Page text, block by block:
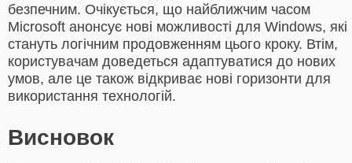
безпечним. Очікується, що найближчим часом
Microsoft анонсує нові можливості для Windows, які
стануть логічним продовженням цього кроку. Втім,
користувачам доведеться адаптуватися до нових
умов, але це також відкриває нові горизонти для
використання технологій.
Висновок